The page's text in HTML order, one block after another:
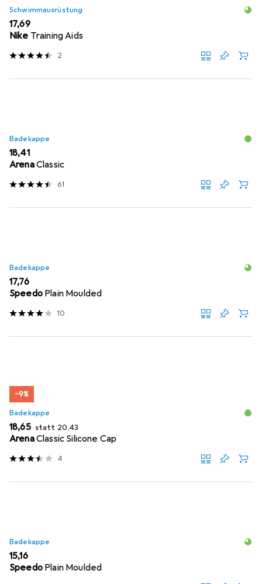
Schwimmausrüstung
EUR
17,69
Nike Training Aids
2
Badekappe
EUR
18,41
ArenaClassic
61
Badekappe
EUR
17,76
Speedo Plain Moulded
10
−9%
Badekappe
EUR
18,65 statt EUR
20,43
ArenaClassic Silicone Cap
4
Badekappe
EUR
15,16
Speedo Plain Moulded